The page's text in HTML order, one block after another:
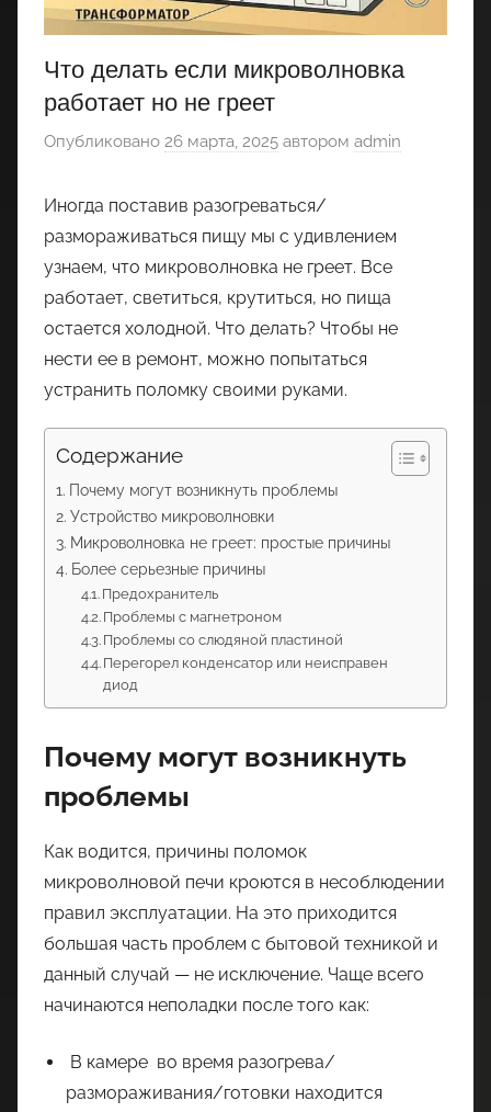
Что делать если микроволновка
работает но не греет
Опубликовано 26 марта, 2025 автором admin
Иногда поставив разогреваться/
размораживаться пищу мы с удивлением
узнаем, что микроволновка не греет. Все
работает, светиться, крутиться, но пища
остается холодной. Что делать? Чтобы не
нести ее в ремонт, можно попытаться
устранить поломку своими руками.
Содержание
Почему могут возникнуть проблемы
Устройство микроволновки
Микроволновка не греет: простые причины
Более серьезные причины
Предохранитель
Проблемы с магнетроном
Проблемы со слюдяной пластиной
Перегорел конденсатор или неисправен
диод
Почему могут возникнуть
проблемы
Как водится, причины поломок
микроволновой печи кроются в несоблюдении
правил эксплуатации. На это приходится
большая часть проблем с бытовой техникой и
данный случай — не исключение. Чаще всего
начинаются неполадки после того как:
В камере во время разогрева/
размораживания/готовки находится